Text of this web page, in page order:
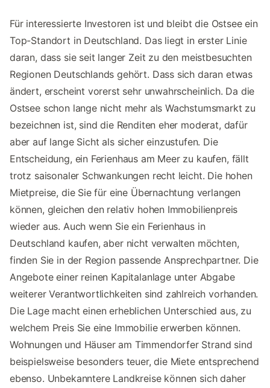
Für interessierte Investoren ist und bleibt die Ostsee ein
Top-Standort in Deutschland. Das liegt in erster Linie
daran, dass sie seit langer Zeit zu den meistbesuchten
Regionen Deutschlands gehört. Dass sich daran etwas
ändert, erscheint vorerst sehr unwahrscheinlich. Da die
Ostsee schon lange nicht mehr als Wachstumsmarkt zu
bezeichnen ist, sind die Renditen eher moderat, dafür
aber auf lange Sicht als sicher einzustufen. Die
Entscheidung, ein Ferienhaus am Meer zu kaufen, fällt
trotz saisonaler Schwankungen recht leicht. Die hohen
Mietpreise, die Sie für eine Übernachtung verlangen
können, gleichen den relativ hohen Immobilienpreis
wieder aus. Auch wenn Sie ein Ferienhaus in
Deutschland kaufen, aber nicht verwalten möchten,
finden Sie in der Region passende Ansprechpartner. Die
Angebote einer reinen Kapitalanlage unter Abgabe
weiterer Verantwortlichkeiten sind zahlreich vorhanden.
Die Lage macht einen erheblichen Unterschied aus, zu
welchem Preis Sie eine Immobilie erwerben können.
Wohnungen und Häuser am Timmendorfer Strand sind
beispielsweise besonders teuer, die Miete entsprechend
ebenso. Unbekanntere Landkreise können sich daher